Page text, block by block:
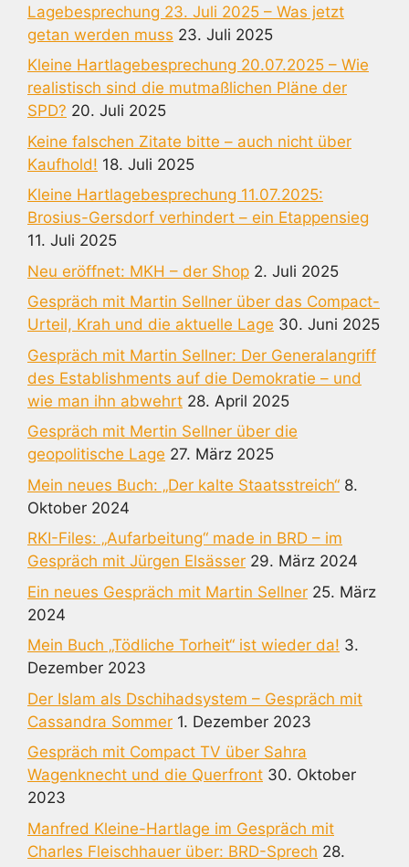
Lagebesprechung 23. Juli 2025 – Was jetzt
getan werden muss 23. Juli 2025
Kleine Hartlagebesprechung 20.07.2025 – Wie
realistisch sind die mutmaßlichen Pläne der
SPD? 20. Juli 2025
Keine falschen Zitate bitte – auch nicht über
Kaufhold! 18. Juli 2025
Kleine Hartlagebesprechung 11.07.2025:
Brosius-Gersdorf verhindert – ein Etappensieg
11. Juli 2025
Neu eröffnet: MKH – der Shop 2. Juli 2025
Gespräch mit Martin Sellner über das Compact-
Urteil, Krah und die aktuelle Lage 30. Juni 2025
Gespräch mit Martin Sellner: Der Generalangriff
des Establishments auf die Demokratie – und
wie man ihn abwehrt 28. April 2025
Gespräch mit Mertin Sellner über die
geopolitische Lage 27. März 2025
Mein neues Buch: „Der kalte Staatsstreich“ 8.
Oktober 2024
RKI-Files: „Aufarbeitung“ made in BRD – im
Gespräch mit Jürgen Elsässer 29. März 2024
Ein neues Gespräch mit Martin Sellner 25. März
2024
Mein Buch „Tödliche Torheit“ ist wieder da! 3.
Dezember 2023
Der Islam als Dschihadsystem – Gespräch mit
Cassandra Sommer 1. Dezember 2023
Gespräch mit Compact TV über Sahra
Wagenknecht und die Querfront 30. Oktober
2023
Manfred Kleine-Hartlage im Gespräch mit
Charles Fleischhauer über: BRD-Sprech 28.